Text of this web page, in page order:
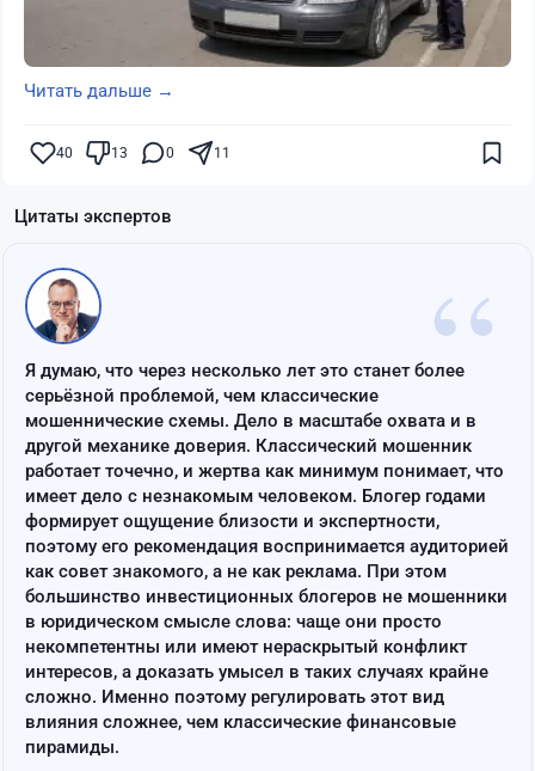
Читать дальше →
40 13 0 11
Цитаты экспертов
“
Я думаю, что через несколько лет это станет более
серьёзной проблемой, чем классические
мошеннические схемы. Дело в масштабе охвата и в
другой механике доверия. Классический мошенник
работает точечно, и жертва как минимум понимает, что
имеет дело с незнакомым человеком. Блогер годами
формирует ощущение близости и экспертности,
поэтому его рекомендация воспринимается аудиторией
как совет знакомого, а не как реклама. При этом
большинство инвестиционных блогеров не мошенники
в юридическом смысле слова: чаще они просто
некомпетентны или имеют нераскрытый конфликт
интересов, а доказать умысел в таких случаях крайне
сложно. Именно поэтому регулировать этот вид
влияния сложнее, чем классические финансовые
пирамиды.